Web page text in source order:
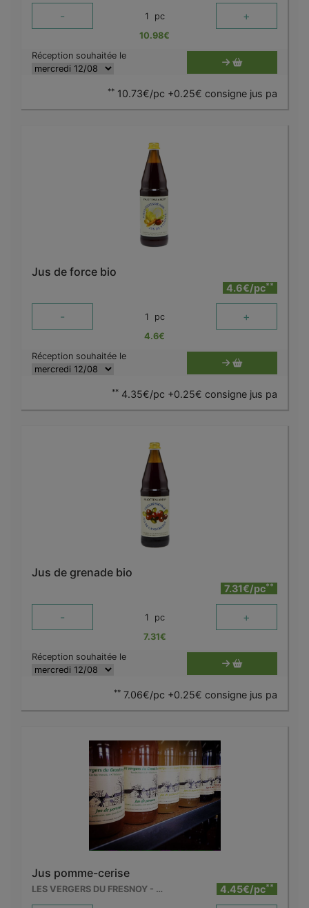
- 1 pc +
10.98€
Réception souhaitée le
** 10.73€/pc +0.25€ consigne jus pa
Jus de force bio
4.6€/pc**
- 1 pc +
4.6€
Réception souhaitée le
** 4.35€/pc +0.25€ consigne jus pa
Jus de grenade bio
7.31€/pc**
- 1 pc +
7.31€
Réception souhaitée le
** 7.06€/pc +0.25€ consigne jus pa
Jus pomme-cerise
LES VERGERS DU FRESNOY - MOLENBAIX 4.45€/pc**